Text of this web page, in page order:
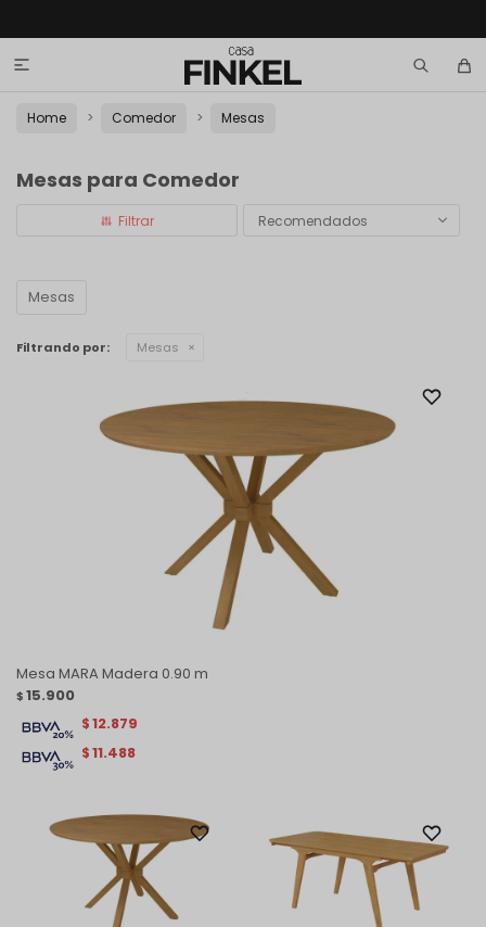

Home Comedor Mesas
Mesas para Comedor
Recomendados
Mesas
Filtrando por: Mesas
Mesa MARA Madera 0.90 m
$ 15.900
$11.488
$12.879